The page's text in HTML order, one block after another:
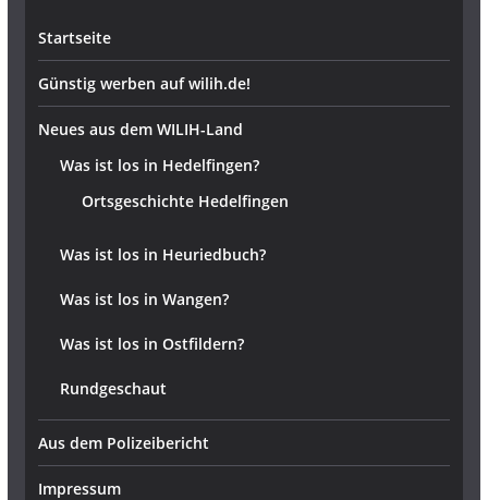
Startseite
Günstig werben auf wilih.de!
Neues aus dem WILIH-Land
Was ist los in Hedelfingen?
Ortsgeschichte Hedelfingen
Was ist los in Heuriedbuch?
Was ist los in Wangen?
Was ist los in Ostfildern?
Rundgeschaut
Aus dem Polizeibericht
Impressum